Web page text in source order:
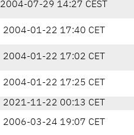
2004-07-29 14:27 CEST
2004-01-22 17:40 CET
2004-01-22 17:02 CET
2004-01-22 17:25 CET
2021-11-22 00:13 CET
2006-03-24 19:07 CET